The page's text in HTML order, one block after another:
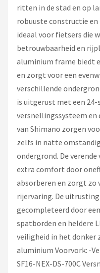
ritten in de stad en op
robuuste constructie
ideaal voor fietsers die
betrouwbaarheid en
aluminium frame biedt
en zorgt voor een
verschillende
is uitgerust met een
versnellingssysteem
van Shimano zorgen
zelfs in natte
ondergrond. De
extra comfort door
absorberen en zorgt zo
rijervaring. De
gecompleteerd door
spatborden en heldere
veiligheid in het donker
aluminium Voorvork: -
SF16-NEX-DS-700C